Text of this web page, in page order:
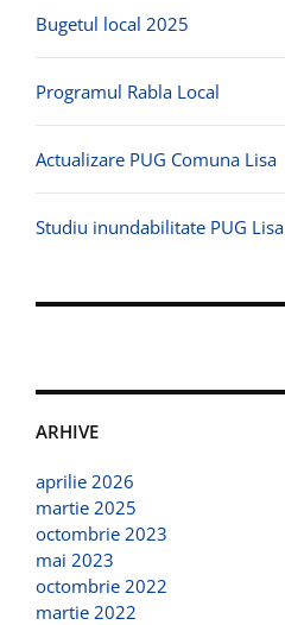
Bugetul local 2025
Programul Rabla Local
Actualizare PUG Comuna Lisa
Studiu inundabilitate PUG Lisa
ARHIVE
aprilie 2026
martie 2025
octombrie 2023
mai 2023
octombrie 2022
martie 2022